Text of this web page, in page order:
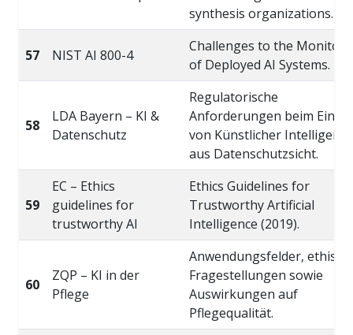
synthesis organizations.
57 NIST AI 800-4
Challenges to the
of Deployed AI Systems.
58
LDA Bayern – KI &
Datenschutz
Regulatorische
Anforderungen beim
von Künstlicher Intelligenz
aus Datenschutzsicht.
59
EC – Ethics
guidelines for
trustworthy AI
Ethics Guidelines for
Trustworthy Artificial
Intelligence (2019).
60
ZQP – KI in der
Pflege
Anwendungsfelder,
Fragestellungen sowie
Auswirkungen auf
Pflegequalität.